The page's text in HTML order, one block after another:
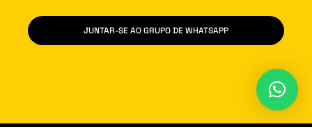
JUNTAR-SE AO GRUPO DE WHATSAPP